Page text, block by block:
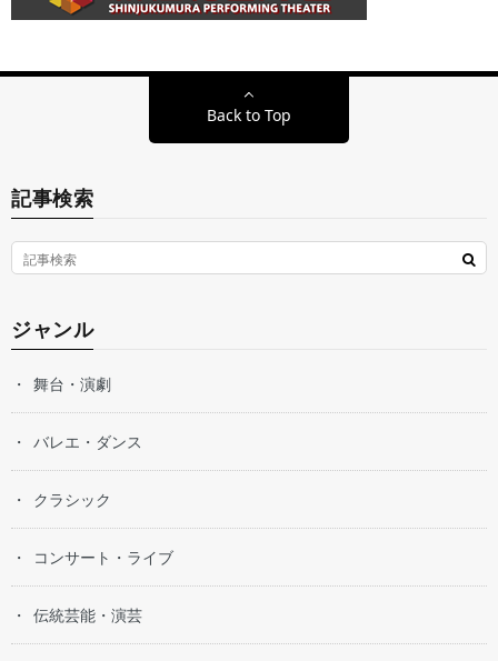
Back to Top
記事検索
ジャンル
舞台・演劇
バレエ・ダンス
クラシック
コンサート・ライブ
伝統芸能・演芸